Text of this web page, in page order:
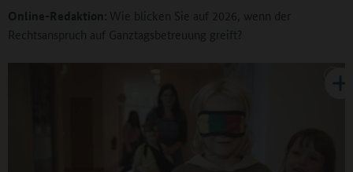
Online-Redaktion: Wie blicken Sie auf 2026, wenn der
Rechtsanspruch auf Ganztagsbetreuung greift?